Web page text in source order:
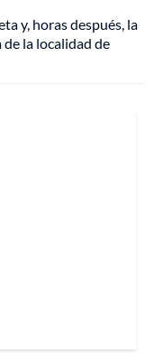
y, horas después, la
la localidad de